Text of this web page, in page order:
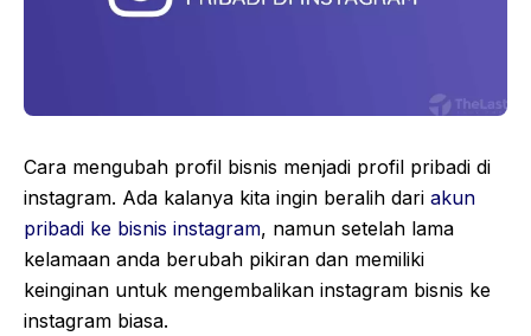
Cara mengubah profil bisnis menjadi profil pribadi di
instagram. Ada kalanya kita ingin beralih dari akun
pribadi ke bisnis instagram, namun setelah lama
kelamaan anda berubah pikiran dan memiliki
keinginan untuk mengembalikan instagram bisnis ke
instagram biasa.